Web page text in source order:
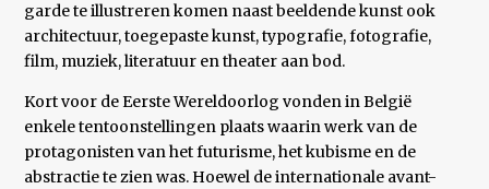
garde te illustreren komen naast beeldende kunst ook
architectuur, toegepaste kunst, typografie, fotografie,
film, muziek, literatuur en theater aan bod.
Kort voor de Eerste Wereldoorlog vonden in België
enkele tentoonstellingen plaats waarin werk van de
protagonisten van het futurisme, het kubisme en de
abstractie te zien was. Hoewel de internationale avant-